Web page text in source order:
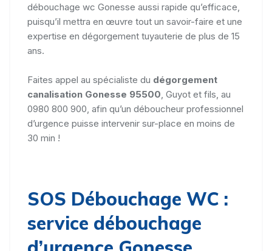
débouchage wc Gonesse aussi rapide qu’efficace,
puisqu’il mettra en œuvre tout un savoir-faire et une
expertise en dégorgement tuyauterie de plus de 15
ans.
Faites appel au spécialiste du dégorgement
canalisation Gonesse 95500 , Guyot et fils, au
0980 800 900, afin qu’un déboucheur professionnel
d’urgence puisse intervenir sur-place en moins de
30 min !
SOS Débouchage WC :
service débouchage